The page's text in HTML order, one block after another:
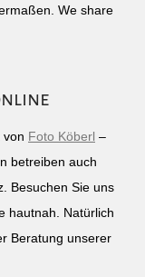
We share
von Foto Köberl –
betreiben auch
Besuchen Sie uns
hautnah. Natürlich
Beratung unserer